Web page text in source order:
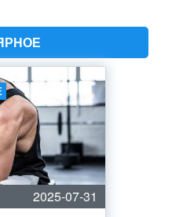
2025-07-31